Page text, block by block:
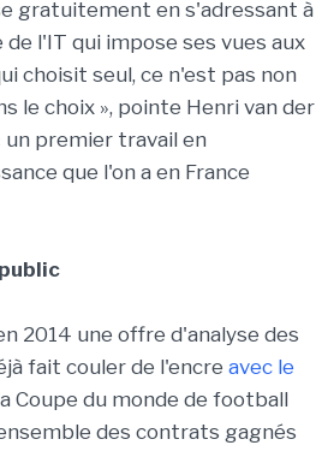
gratuitement en s'adressant à
l'IT qui impose ses vues aux
choisit seul, ce n'est pas non
le choix », pointe Henri van der
un premier travail en
que l'on a en France
2014 une offre d'analyse des
fait couler de l'encre avec le
Coupe du monde de football
des contrats gagnés